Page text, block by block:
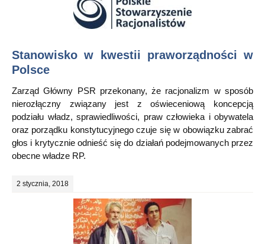
Stanowisko w kwestii praworządności w
Polsce
Zarząd Główny PSR przekonany, że racjonalizm w sposób
nierozłączny związany jest z oświeceniową koncepcją
podziału władz, sprawiedliwości, praw człowieka i obywatela
oraz porządku konstytucyjnego czuje się w obowiązku zabrać
głos i krytycznie odnieść się do działań podejmowanych przez
obecne władze RP.
2 stycznia, 2018